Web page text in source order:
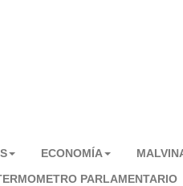
ECONOMÍA
PARLAMENTARIO